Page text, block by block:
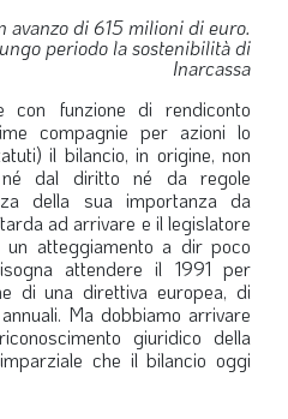
avanzo di 615 milioni di euro.
periodo la sostenibilità di
Inarcassa
funzione di rendiconto
compagnie per azioni lo
il bilancio, in origine, non
dal diritto né da regole
della sua importanza da
ad arrivare e il legislatore
un atteggiamento a dir poco
attendere il 1991 per
di una direttiva europea, di
Ma dobbiamo arrivare
giuridico della
che il bilancio oggi